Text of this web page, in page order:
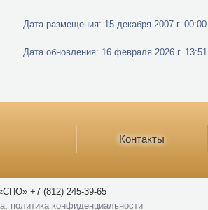
Дата размещения: 15 декабря 2007 г. 00:00
Дата обновления: 16 февраля 2026 г. 13:51
Контакты
+7 (812) 245-39-65
; политика конфиденциальности